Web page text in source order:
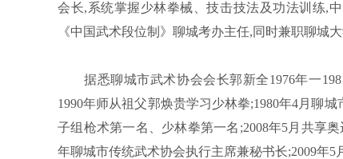
会长,系统掌握少林拳械、技击技法及功法训练,
《中国武术段位制》聊城考办主任,同时兼职聊城
据悉聊城市武术协会会长郭新全1976年一
1990年师从祖父郭焕贵学习少林拳;1980年4月聊
子组枪术第一名、少林拳第一名;2008年5月共享
年聊城市传统武术协会执行主席兼秘书长;2009年